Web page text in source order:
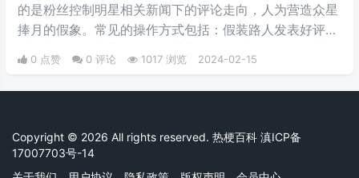
的是粉丝控制明星相关新闻下的评论走向，人为营造众星
捧月的假象。常见的操作方式包括：假装路人发表好评，
举报。
0 点赞 0 评论 1017 浏览 2024-02-15
Copyright © 2026 All rights reserved. 热梗百科 滇ICP备
17007703号-14